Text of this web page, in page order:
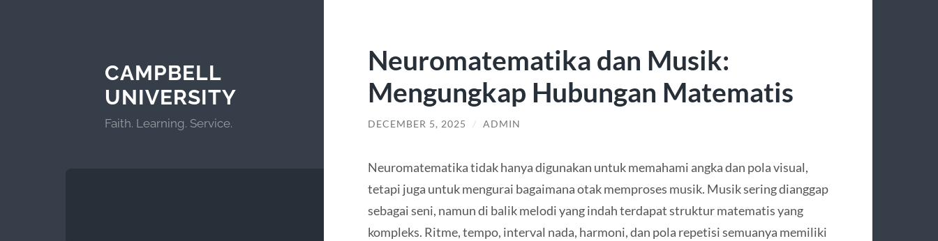
CAMPBELL
UNIVERSITY
Faith. Learning. Service.
Neuromatematika dan Musik:
Mengungkap Hubungan Matematis
DECEMBER 5, 2025 / ADMIN
Neuromatematika tidak hanya digunakan untuk memahami angka dan pola visual,
tetapi juga untuk mengurai bagaimana otak memproses musik. Musik sering dianggap
sebagai seni, namun di balik melodi yang indah terdapat struktur matematis yang
kompleks. Ritme, tempo, interval nada, harmoni, dan pola repetisi semuanya memiliki